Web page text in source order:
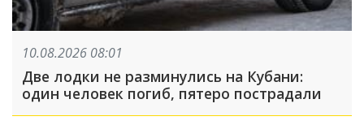
10.08.2026 08:01
Две лодки не разминулись на Кубани:
один человек погиб, пятеро пострадали